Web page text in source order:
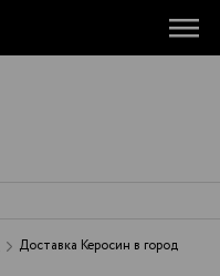
Доставка Керосин в город